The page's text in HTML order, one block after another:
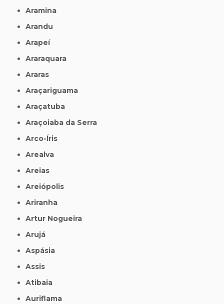
Aramina
Arandu
Arapeí
Araraquara
Araras
Araçariguama
Araçatuba
Araçoiaba da Serra
Arco-Íris
Arealva
Areias
Areiópolis
Ariranha
Artur Nogueira
Arujá
Aspásia
Assis
Atibaia
Auriflama